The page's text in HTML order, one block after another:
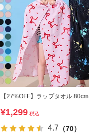
【27%OFF】ラップタオル 80cm
¥1,299 税込
4.7 （70）